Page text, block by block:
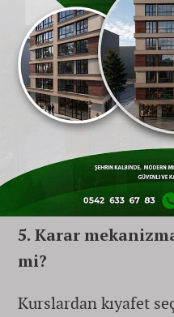
Sürekli denetlenen
içselleştirmekte
4. Ev işlerinde
mi yapıyorsunuz?
Yaşına uygun
çocuklarda,
5. Karar
mi?
Kurslardan kıyafet